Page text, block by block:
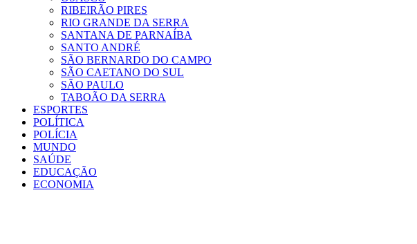
RIBEIRÃO PIRES
RIO GRANDE DA SERRA
SANTANA DE PARNAÍBA
SANTO ANDRÉ
SÃO BERNARDO DO CAMPO
SÃO CAETANO DO SUL
SÃO PAULO
TABOÃO DA SERRA
ESPORTES
POLÍTICA
POLÍCIA
MUNDO
SAÚDE
EDUCAÇÃO
ECONOMIA